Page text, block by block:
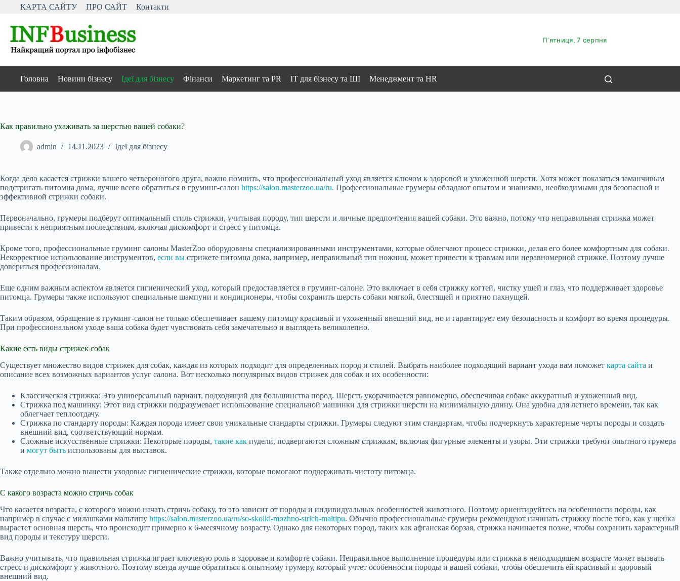
ПерейтиКАРТА САЙТУ ПРО САЙТ Контакти
Пʼятниця, 7 серпня
Головна Новини бізнесу Ідеї для бізнесу Фінанси Маркетинг та PR IT для бізнесу та ШІ Менеджмент та HR
Как правильно ухаживать за шерстью вашей собаки?
admin 14.11.2023 Ідеї для бізнесу
Когда дело касается стрижки вашего четвероногого друга, важно помнить, что профессиональный уход является ключом к здоровой и ухоженной шерсти. Хотя может показаться заманчивым
подстригать питомца дома, лучше всего обратиться в груминг-салон https://salon.masterzoo.ua/ru. Профессиональные грумеры обладают опытом и знаниями, необходимыми для безопасной и
эффективной стрижки собаки.
Первоначально, грумеры подберут оптимальный стиль стрижки, учитывая породу, тип шерсти и личные предпочтения вашей собаки. Это важно, потому что неправильная стрижка может
привести к неприятным последствиям, включая дискомфорт и стресс у питомца.
Кроме того, профессиональные груминг салоны MasterZoo оборудованы специализированными инструментами, которые облегчают процесс стрижки, делая его более комфортным для собаки.
Некорректное использование инструментов, если вы стрижете питомца дома, например, неправильный тип ножниц, может привести к травмам или неравномерной стрижке. Поэтому лучше
довериться профессионалам.
Еще одним важным аспектом является гигиенический уход, который предоставляется в груминг-салоне. Это включает в себя стрижку когтей, чистку ушей и глаз, что поддерживает здоровье
питомца. Грумеры также используют специальные шампуни и кондиционеры, чтобы сохранить шерсть собаки мягкой, блестящей и приятно пахнущей.
Таким образом, обращение в груминг-салон не только обеспечивает вашему питомцу красивый и ухоженный внешний вид, но и гарантирует ему безопасность и комфорт во время процедуры.
При профессиональном уходе ваша собака будет чувствовать себя замечательно и выглядеть великолепно.
Какие есть виды стрижек собак
Существует множество видов стрижек для собак, каждая из которых подходит для определенных пород и стилей. Выбрать наиболее подходящий вариант ухода вам поможет карта сайта и
описание всех возможных вариантов услуг салона. Вот несколько популярных видов стрижек для собак и их особенности:
Классическая стрижка: Это универсальный вариант, подходящий для большинства пород. Шерсть укорачивается равномерно, обеспечивая собаке аккуратный и ухоженный вид.
Стрижка под машинку: Этот вид стрижки подразумевает использование специальной машинки для стрижки шерсти на минимальную длину. Она удобна для летнего времени, так как
облегчает теплоотдачу.
Стрижка по стандарту породы: Каждая порода имеет свои уникальные стандарты стрижки. Грумеры следуют этим стандартам, чтобы подчеркнуть характерные черты породы и создать
внешний вид, соответствующий нормам.
Сложные искусственные стрижки: Некоторые породы, такие как пудели, подвергаются сложным стрижкам, включая фигурные элементы и узоры. Эти стрижки требуют опытного грумера
и могут быть использованы для выставок.
Также отдельно можно вынести уходовые гигиенические стрижки, которые помогают поддерживать чистоту питомца.
С какого возраста можно стричь собак
Что касается возраста, с которого можно начать стричь собаку, то это зависит от породы и индивидуальных особенностей животного. Поэтому ориентируйтесь на особенности породы, как
например в случае с милашками мальтипу https://salon.masterzoo.ua/ru/so-skolki-mozhno-strich-maltipu. Обычно профессиональные грумеры рекомендуют начинать стрижку после того, как у щенка
вырастет основная шерсть, что происходит примерно к 6-месячному возрасту. Однако для некоторых пород, таких как афганская борзая, стрижка начинается позже, чтобы сохранить характерный
вид породы и текстуру шерсти.
Важно учитывать, что правильная стрижка играет ключевую роль в здоровье и комфорте собаки. Неправильное выполнение процедуры или стрижка в неподходящем возрасте может вызвать
стресс и дискомфорт у животного. Поэтому всегда лучше обратиться к опытному грумеру, который учтет особенности породы и вашей собаки, чтобы обеспечить ей красивый и здоровый
внешний вид.